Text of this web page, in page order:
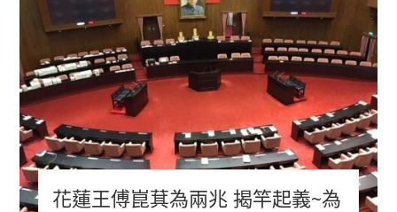
花蓮王傅崑萁為兩兆 揭竿起義~為